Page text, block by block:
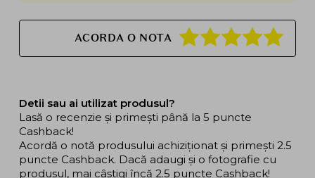
ACORDA O NOTA
Detii sau ai utilizat produsul?
Lasă o recenzie și primești până la 5 puncte
Cashback!
Acordă o notă produsului achiziționat și primești 2.5
puncte Cashback. Dacă adaugi și o fotografie cu
produsul, mai câștigi încă 2.5 puncte Cashback!